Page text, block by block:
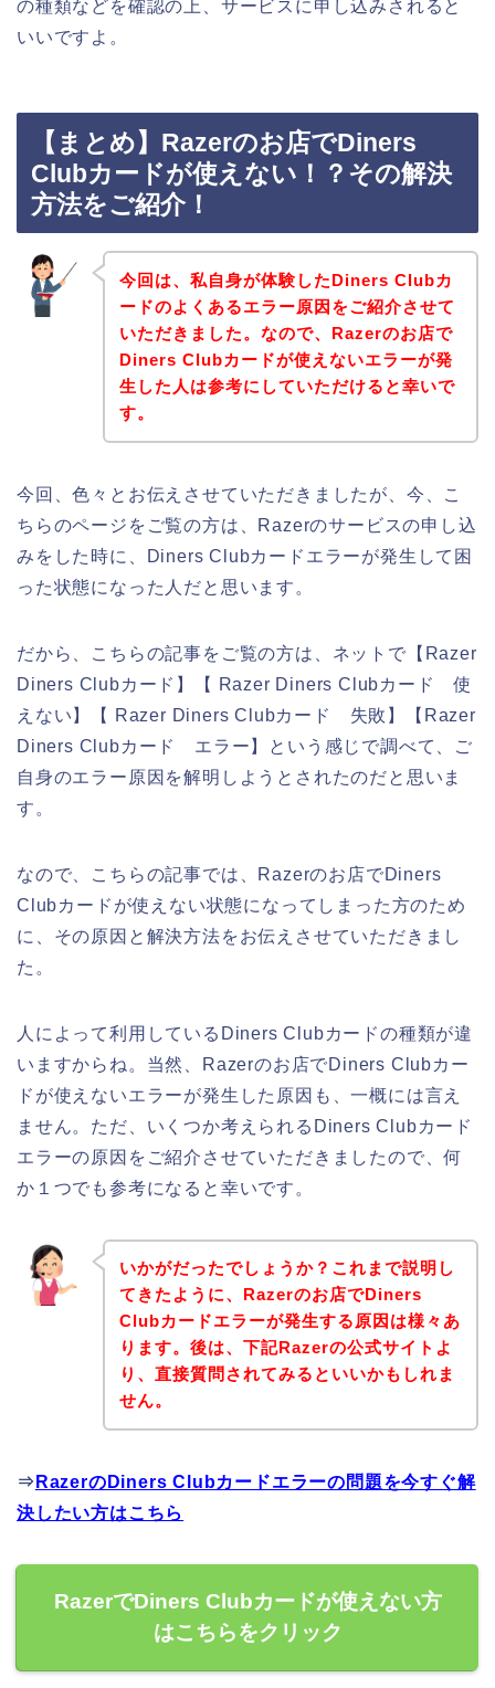
の種類などを確認の上、サービスに申し込みされると
いいですよ。
【まとめ】Razerのお店でDiners
Clubカードが使えない！？その解決
方法をご紹介！
今回は、私自身が体験したDiners Clubカ
ードのよくあるエラー原因をご紹介させて
いただきました。なので、Razerのお店で
Diners Clubカードが使えないエラーが発
生した人は参考にしていただけると幸いで
す。
今回、色々とお伝えさせていただきましたが、今、こ
ちらのページをご覧の方は、Razerのサービスの申し込
みをした時に、Diners Clubカードエラーが発生して困
った状態になった人だと思います。
だから、こちらの記事をご覧の方は、ネットで【Razer
Diners Clubカード】【 Razer Diners Clubカード 使
えない】【 Razer Diners Clubカード 失敗】【Razer
Diners Clubカード エラー】という感じで調べて、ご
自身のエラー原因を解明しようとされたのだと思いま
す。
なので、こちらの記事では、Razerのお店でDiners
Clubカードが使えない状態になってしまった方のため
に、その原因と解決方法をお伝えさせていただきまし
た。
人によって利用しているDiners Clubカードの種類が違
いますからね。当然、Razerのお店でDiners Clubカー
ドが使えないエラーが発生した原因も、一概には言え
ません。ただ、いくつか考えられるDiners Clubカード
エラーの原因をご紹介させていただきましたので、何
か１つでも参考になると幸いです。
いかがだったでしょうか？これまで説明し
てきたように、Razerのお店でDiners
Clubカードエラーが発生する原因は様々あ
ります。後は、下記Razerの公式サイトよ
り、直接質問されてみるといいかもしれま
せん。
⇒ RazerのDiners Clubカードエラーの問題を今すぐ解
決したい方はこちら
RazerでDiners Clubカードが使えない方
はこちらをクリック